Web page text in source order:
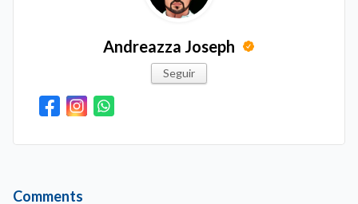
Andreazza Joseph
Seguir
Comments